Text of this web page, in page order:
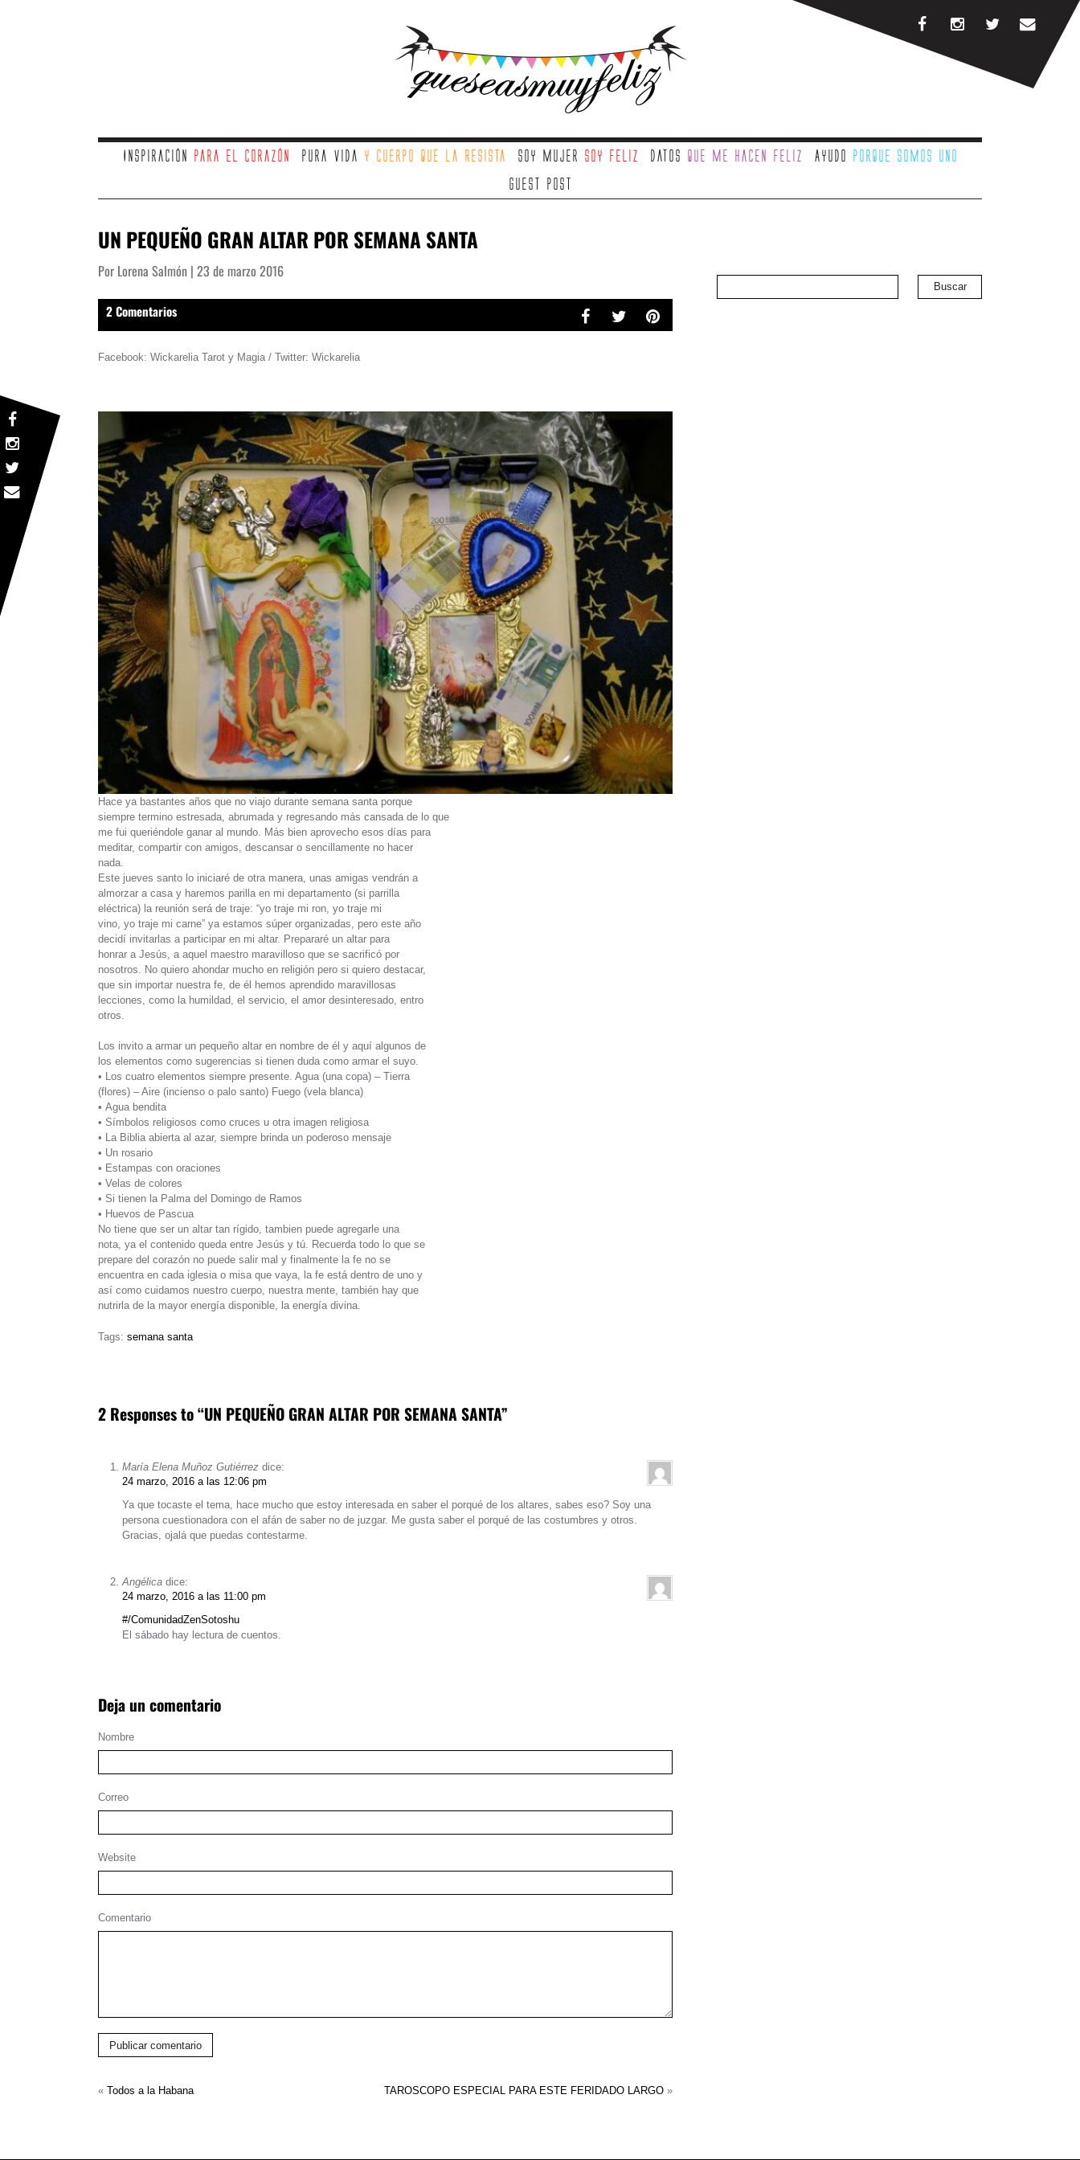
Inspiración para el corazón Pura vida y cuerpo que la resista Soy mujer soy feliz Datos que me hacen feliz Ayudo porque somos uno
Guest Post
UN PEQUEÑO GRAN ALTAR POR SEMANA SANTA
Por Lorena Salmón | 23 de marzo 2016
2 Comentarios
Facebook: Wickarelia Tarot y Magia / Twitter: Wickarelia
Hace ya bastantes años que no viajo durante semana santa porque
siempre termino estresada, abrumada y regresando más cansada de lo que
me fui queriéndole ganar al mundo. Más bien aprovecho esos días para
meditar, compartir con amigos, descansar o sencillamente no hacer
nada.
Este jueves santo lo iniciaré de otra manera, unas amigas vendrán a
almorzar a casa y haremos parilla en mi departamento (si parrilla
eléctrica) la reunión será de traje: “yo traje mi ron, yo traje mi
vino, yo traje mi carne” ya estamos súper organizadas, pero este año
decidí invitarlas a participar en mi altar. Prepararé un altar para
honrar a Jesús, a aquel maestro maravilloso que se sacrificó por
nosotros. No quiero ahondar mucho en religión pero si quiero destacar,
que sin importar nuestra fe, de él hemos aprendido maravillosas
lecciones, como la humildad, el servicio, el amor desinteresado, entro
otros.
Los invito a armar un pequeño altar en nombre de él y aquí algunos de
los elementos como sugerencias si tienen duda como armar el suyo.
• Los cuatro elementos siempre presente. Agua (una copa) – Tierra
(flores) – Aire (incienso o palo santo) Fuego (vela blanca)
• Agua bendita
• Símbolos religiosos como cruces u otra imagen religiosa
• La Biblia abierta al azar, siempre brinda un poderoso mensaje
• Un rosario
• Estampas con oraciones
• Velas de colores
• Si tienen la Palma del Domingo de Ramos
• Huevos de Pascua
No tiene que ser un altar tan rígido, tambien puede agregarle una
nota, ya el contenido queda entre Jesús y tú. Recuerda todo lo que se
prepare del corazón no puede salir mal y finalmente la fe no se
encuentra en cada iglesia o misa que vaya, la fe está dentro de uno y
así como cuidamos nuestro cuerpo, nuestra mente, también hay que
nutrirla de la mayor energía disponible, la energía divina.
Tags: semana santa
2 Responses to “UN PEQUEÑO GRAN ALTAR POR SEMANA SANTA”
María Elena Muñoz Gutiérrez dice:
24 marzo, 2016 a las 12:06 pm
Ya que tocaste el tema, hace mucho que estoy interesada en saber el porqué de los altares, sabes eso? Soy una
persona cuestionadora con el afán de saber no de juzgar. Me gusta saber el porqué de las costumbres y otros.
Gracias, ojalá que puedas contestarme.
Angélica dice:
24 marzo, 2016 a las 11:00 pm
#/ComunidadZenSotoshu
El sábado hay lectura de cuentos.
Deja un comentario
Nombre
Correo
Website
Comentario
Publicar comentario
« Todos a la Habana TAROSCOPO ESPECIAL PARA ESTE FERIDADO LARGO »
Buscar